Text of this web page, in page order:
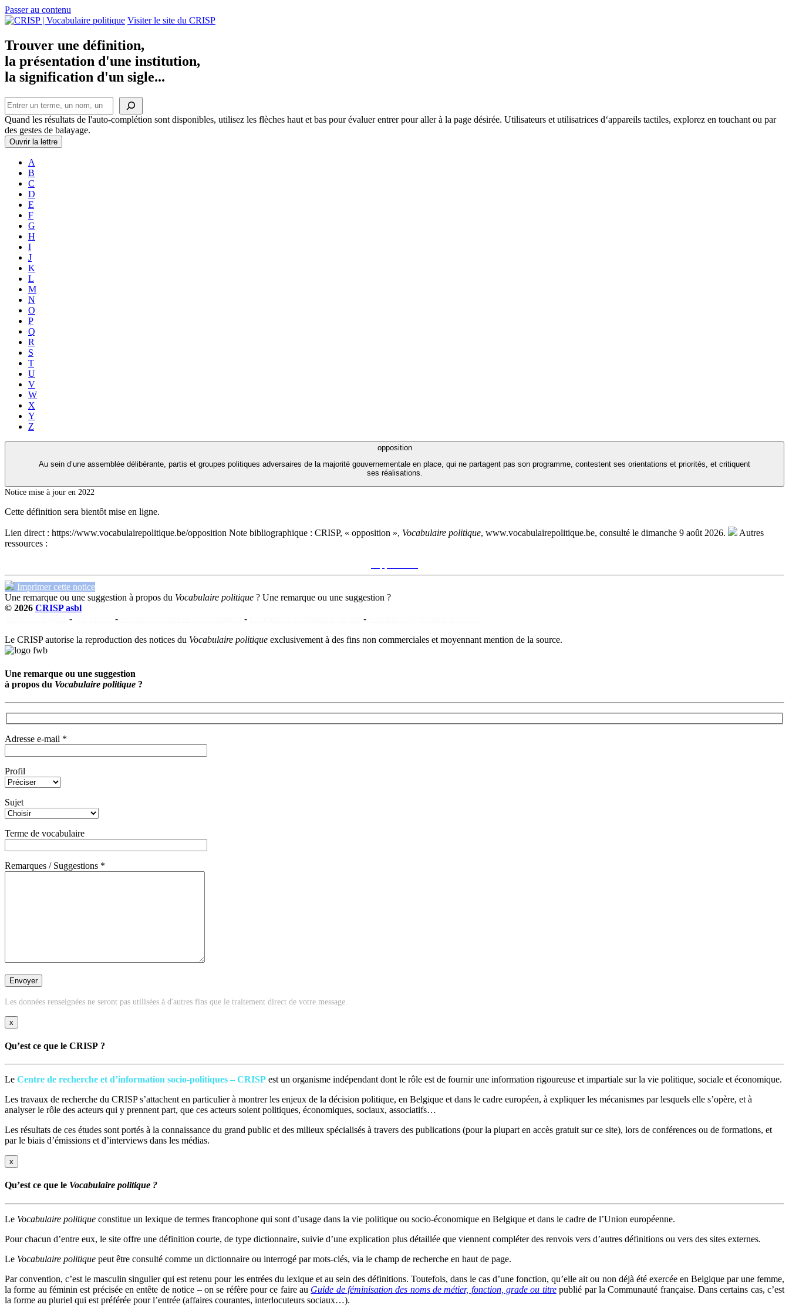
Passer au contenu
Navigation
principale
Visiter le site du CRISP
Trouver une définition,
la présentation d'une institution,
la signification d'un sigle...
Rechercher
Quand les résultats de l'auto-complétion sont disponibles, utilisez les flèches haut et bas pour évaluer entrer pour aller à la page désirée. Utilisateurs et utilisatrices d‘appareils tactiles, explorez en touchant ou par
des gestes de balayage.
Ouvrir la lettre
A
B
C
D
E
F
G
H
I
J
K
L
M
N
O
P
Q
R
S
T
U
V
W
X
Y
Z
opposition
Au sein d’une assemblée délibérante, partis et groupes politiques adversaires de la majorité gouvernementale en place, qui ne partagent pas son programme, contestent ses orientations et priorités, et critiquent
ses réalisations.
Notice mise à jour en 2022
Cette définition sera bientôt mise en ligne.
Lien direct : https://www.vocabulairepolitique.be/opposition Note bibliographique : CRISP, « opposition », Vocabulaire politique, www.vocabulairepolitique.be, consulté le dimanche 9 août 2026.
Autres
ressources :
Imprimer cette notice
Une remarque ou une suggestion à propos du Vocabulaire politique ? Une remarque ou une suggestion ?
© 2026 CRISP asbl
- - - -
Le CRISP autorise la reproduction des notices du Vocabulaire politique exclusivement à des fins non commerciales et moyennant mention de la source.
Une remarque ou une suggestion
à propos du Vocabulaire politique ?
Adresse e-mail *
Profil
Sujet
Terme de vocabulaire
Remarques / Suggestions *
Les données renseignées ne seront pas utilisées à d'autres fins que le traitement direct de votre message.
x
Qu’est ce que le CRISP ?
Le Centre de recherche et d’information socio-politiques – CRISP est un organisme indépendant dont le rôle est de fournir une information rigoureuse et impartiale sur la vie politique, sociale et économique.
Les travaux de recherche du CRISP s’attachent en particulier à montrer les enjeux de la décision politique, en Belgique et dans le cadre européen, à expliquer les mécanismes par lesquels elle s’opère, et à
analyser le rôle des acteurs qui y prennent part, que ces acteurs soient politiques, économiques, sociaux, associatifs…
Les résultats de ces études sont portés à la connaissance du grand public et des milieux spécialisés à travers des publications (pour la plupart en accès gratuit sur ce site), lors de conférences ou de formations, et
par le biais d’émissions et d’interviews dans les médias.
x
Qu’est ce que le Vocabulaire politique ?
Le Vocabulaire politique constitue un lexique de termes francophone qui sont d’usage dans la vie politique ou socio-économique en Belgique et dans le cadre de l’Union européenne.
Pour chacun d’entre eux, le site offre une définition courte, de type dictionnaire, suivie d’une explication plus détaillée que viennent compléter des renvois vers d’autres définitions ou vers des sites externes.
Le Vocabulaire politique peut être consulté comme un dictionnaire ou interrogé par mots-clés, via le champ de recherche en haut de page.
Par convention, c’est le masculin singulier qui est retenu pour les entrées du lexique et au sein des définitions. Toutefois, dans le cas d’une fonction, qu’elle ait ou non déjà été exercée en Belgique par une femme,
la forme au féminin est précisée en entête de notice – on se réfère pour ce faire au Guide de féminisation des noms de métier, fonction, grade ou titrepublié par la Communauté française. Dans certains cas, c’est
la forme au pluriel qui est préférée pour l’entrée (affaires courantes, interlocuteurs sociaux…).